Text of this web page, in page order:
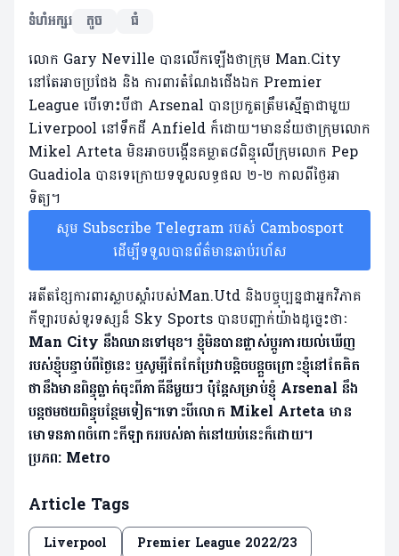
ទំហំអក្សរ
តូច ធំ
លោក Gary Neville បានលើកឡើងថាក្រុម Man.City
នៅតែអាចប្រជែង និង ការពារតំណែងជើងឯក Premier
League បើទោះបីជា Arsenal បានប្រកួតត្រឹមស្មើគ្នាជាមួយ
Liverpool នៅទឹកដី Anfield ក៏ដោយ។មានន័យថាក្រុមលោក
Mikel Arteta មិនអាចបង្កើនគម្លាត៨ពិន្ទុលើក្រុមលោក Pep
Guadiola បានទេក្រោយទទួលលទ្ធផល ២-២ កាលពីថ្ងៃ​អា
ទិត្យ។
សូម Subscribe Telegram របស់ Cambosport
ដើម្បីទទួលបានព័ត៌មានឆាប់រហ័ស
អតីតខ្សែការពារស្លាបស្តាំរបស់Man.Utd និងបច្ចុប្បន្នជាអ្នកវិភាគ
កីឡារបស់ទូរទស្សន៏ Sky Sports បានបញ្ជាក់យ៉ាងដូច្នេះថាៈ
Man City នឹង​ឈាន​ទៅ​មុខ។ ខ្ញុំ​មិន​បាន​ផ្លាស់​ប្តូរ​ការ​យល់​ឃើញ​
របស់​ខ្ញុំ​បន្ទាប់​ពី​ថ្ងៃ​នេះ ឬ​សូម្បី​តែ​កែប្រែ​វា​បន្តិច​បន្តួច​ព្រោះ​ខ្ញុំ​នៅ​តែ​គិត​
ថា​នឹង​មាន​ពិន្ទុ​ធ្លាក់ចុះ​ពី​ភាគី​នីមួយៗ ប៉ុន្តែ​សម្រាប់ខ្ញុំ​ Arsenal នឹង
បន្តថមថយ​ពិន្ទុ​បន្ថែម​ទៀត។ទោះបីលោក Mikel Arteta មាន
មោទនភាពចំពោះកីឡាកររបស់គាត់នៅយប់នេះក៏ដោយ។
ប្រភព: Metro
Article Tags
Liverpool Premier League 2022/23